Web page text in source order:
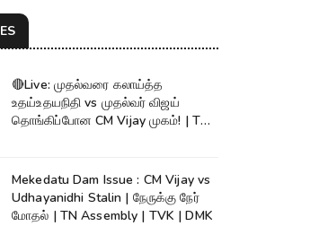
🔴Live: முதல்வரை கலாய்த்த
உதய்உதயநிதி vs முதல்வர் விஜய்
தொங்கிப்போன CM Vijay முகம்! | TN
Mekedatu Dam Issue : CM Vijay vs
Udhayanidhi Stalin | நேருக்கு நேர்
மோதல் | TN Assembly | TVK | DMK